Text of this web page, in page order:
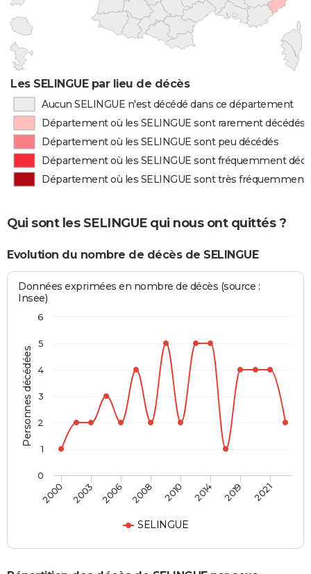
Les SELINGUE par lieu de décès
Aucun SELINGUE n'est décédé dans ce département
Département où les SELINGUE sont rarement décédés
Département où les SELINGUE sont peu décédés
Département où les SELINGUE sont fréquemment
Département où les SELINGUE sont très fréquemment
Qui sont les SELINGUE qui nous ont quittés ?
Evolution du nombre de décès de SELINGUE
Personnes décédées
Données exprimées en nombre de décès (source :
Insee)
SELINGUE
2000 2003 2006 2008 2010 2014 2019 2021
0
1
2
3
4
5
6